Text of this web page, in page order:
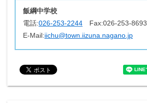
飯綱中学校
電話:026-253-2244 Fax:026-253-8693
E-Mail:iichu@town.iizuna.nagano.jp